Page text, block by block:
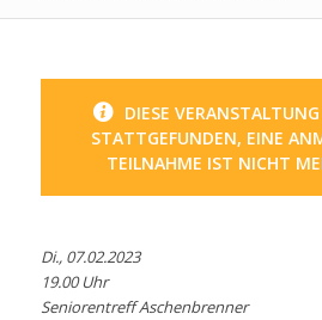
DIESE
STATTGEFUNDEN, EINE
TEILNAHME IST NICHT
Di., 07.02.2023
19.00 Uhr
Seniorentreff Aschenbrenner